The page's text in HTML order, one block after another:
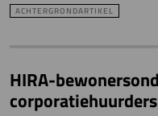
ACHTERGRONDARTIKEL
HIRA-